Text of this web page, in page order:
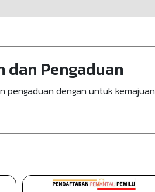
dan Pengaduan
pengaduan dengan untuk kemajuan